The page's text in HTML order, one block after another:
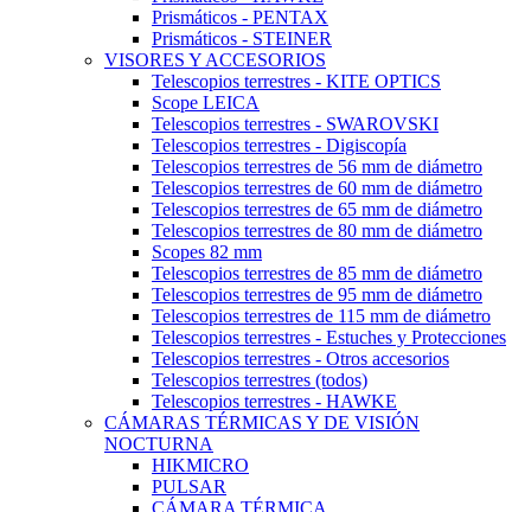
Prismáticos - PENTAX
Prismáticos - STEINER
VISORES Y ACCESORIOS
Telescopios terrestres - KITE OPTICS
Scope LEICA
Telescopios terrestres - SWAROVSKI
Telescopios terrestres - Digiscopía
Telescopios terrestres de 56 mm de diámetro
Telescopios terrestres de 60 mm de diámetro
Telescopios terrestres de 65 mm de diámetro
Telescopios terrestres de 80 mm de diámetro
Scopes 82 mm
Telescopios terrestres de 85 mm de diámetro
Telescopios terrestres de 95 mm de diámetro
Telescopios terrestres de 115 mm de diámetro
Telescopios terrestres - Estuches y Protecciones
Telescopios terrestres - Otros accesorios
Telescopios terrestres (todos)
Telescopios terrestres - HAWKE
CÁMARAS TÉRMICAS Y DE VISIÓN
NOCTURNA
HIKMICRO
PULSAR
CÁMARA TÉRMICA